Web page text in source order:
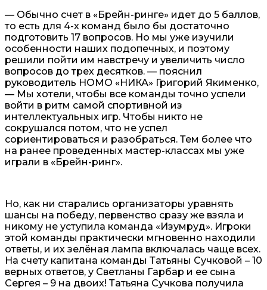
— Обычно счет в «Брейн-ринге» идет до 5 баллов,
то есть для 4-х команд было бы достаточно
подготовить 17 вопросов. Но мы уже изучили
особенности наших подопечных, и поэтому
решили пойти им навстречу и увеличить число
вопросов до трех десятков. — пояснил
руководитель НОМО «НИКА» Григорий Якименко,
— Мы хотели, чтобы все команды точно успели
войти в ритм самой спортивной из
интеллектуальных игр. Чтобы никто не
сокрушался потом, что не успел
сориентироваться и разобраться. Тем более что
на ранее проведенных мастер-классах мы уже
играли в «Брейн-ринг».
Но, как ни старались организаторы уравнять
шансы на победу, первенство сразу же взяла и
никому не уступила команда «Изумруд». Игроки
этой команды практически мгновенно находили
ответы, и их зелёная лампа включалась чаще всех.
На счету капитана команды Татьяны Сучковой – 10
верных ответов, у Светланы Гарбар и ее сына
Сергея – 9 на двоих! Татьяна Сучкова получила